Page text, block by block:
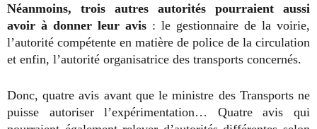
Néanmoins, trois autres autorités pourraient aussi
avoir à donner leur avis : le gestionnaire de la voirie,
l’autorité compétente en matière de police de la circulation
et enfin, l’autorité organisatrice des transports concernés.
Donc, quatre avis avant que le ministre des Transports ne
puisse autoriser l’expérimentation… Quatre avis qui